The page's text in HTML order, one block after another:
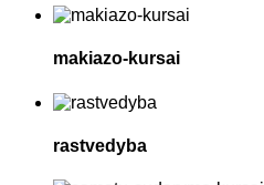
makiazo-kursai
rastvedyba